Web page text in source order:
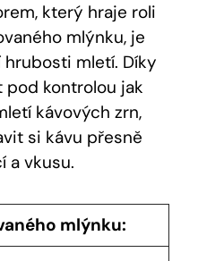
který hraje roli
mlýnku, je
mletí. Díky
kontrolou jak
kávových zrn,
si kávu přesně
a vkusu.
mlýnku: